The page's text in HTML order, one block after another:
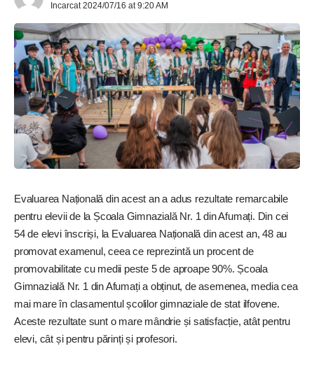
Incarcat 2024/07/16 at 9:20 AM
Evaluarea Națională din acest an a adus rezultate remarcabile
pentru elevii de la Școala Gimnazială Nr. 1 din Afumați. Din cei
54 de elevi înscriși, la Evaluarea Națională din acest an, 48 au
promovat examenul, ceea ce reprezintă un procent de
promovabilitate cu medii peste 5 de aproape 90%. Școala
Gimnazială Nr. 1 din Afumați a obținut, de asemenea, media cea
mai mare în clasamentul școlilor gimnaziale de stat ilfovene.
Aceste rezultate sunt o mare mândrie și satisfacție, atât pentru
elevi, cât și pentru părinți și profesori.